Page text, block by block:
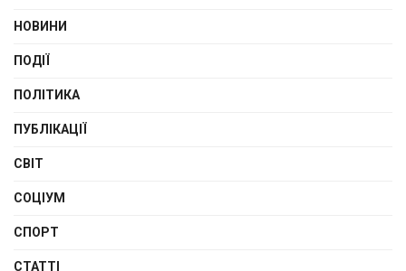
НОВИНИ
ПОДІЇ
ПОЛІТИКА
ПУБЛІКАЦІЇ
СВІТ
СОЦІУМ
СПОРТ
СТАТТІ